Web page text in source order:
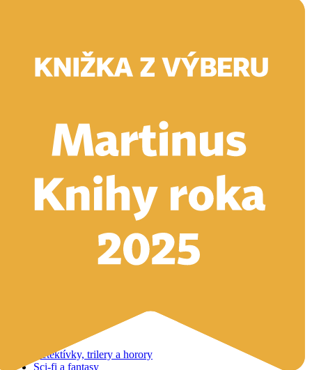
Vyhľadávanie
Vyhľadávanie
Detektívky, trilery a horory
Sci-fi a fantasy